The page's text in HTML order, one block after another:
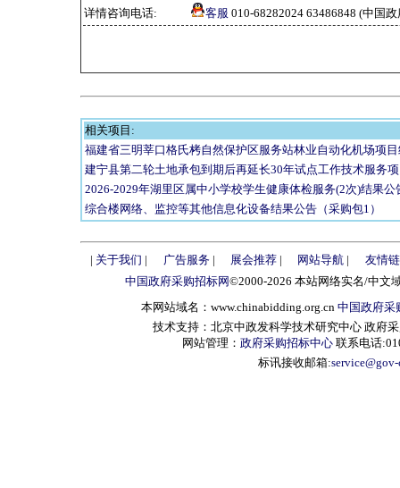
详情咨询电话:
客服 010-68282024 63486848 (中国
相关项目:
福建省三明莘口格氏栲自然保护区服务站林业自动化机场项
建宁县第二轮土地承包到期后再延长30年试点工作技术服务
2026-2029年湖里区属中小学校学生健康体检服务(2次)结果公
综合楼网络、监控等其他信息化设备结果公告（采购包1）
| 关于我们 | 广告服务| 展会推荐| 网站导航 |
友情
中国政府采购招标网©2000-2026 本站网络实名/中文
本网站域名：www.chinabidding.org.cn 中国政府采
技术支持：北京中政发科学技术研究中心 政府
网站管理： 政府采购招标中心 联系电话
标讯接收邮箱: